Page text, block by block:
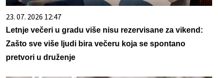
23. 07. 2026 12:47
Letnje večeri u gradu više nisu rezervisane za vikend:
Zašto sve više ljudi bira večeru koja se spontano
pretvori u druženje